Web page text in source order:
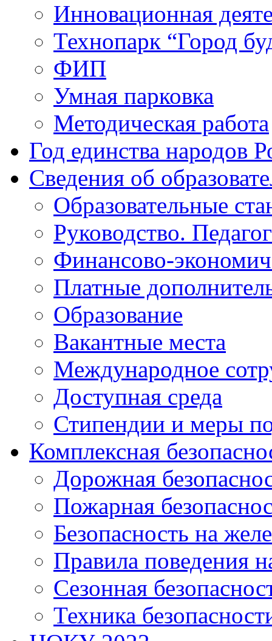
Инновационная
Технопарк “Город
ФИП
Умная парковка
Методическая работа
Год единства народов
Сведения об
Образовательные
Руководство.
Финансово-
Платные
Образование
Вакантные места
Международное
Доступная среда
Стипендии и меры
Комплексная
Дорожная
Пожарная
Безопасность на
Правила поведения
Сезонная
Техника